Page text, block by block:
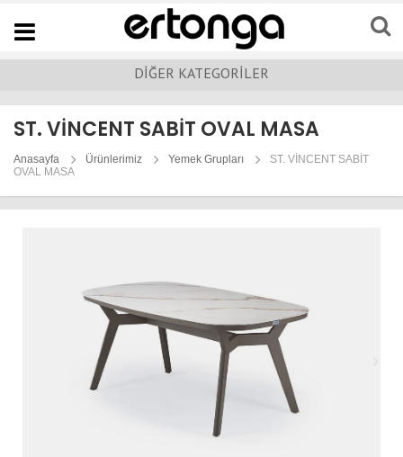
Navigation
DİĞER KATEGORİLER
ST. VİNCENT SABİT OVAL MASA
Anasayfa Ürünlerimiz Yemek Grupları
ST. VİNCENT SABİT
OVAL MASA